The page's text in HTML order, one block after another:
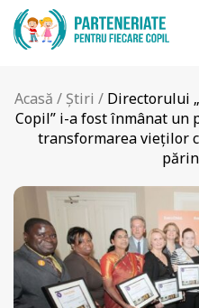
Acasă / Știri / Directorului
Copil” i-a fost înmânat
transformarea vieţilor